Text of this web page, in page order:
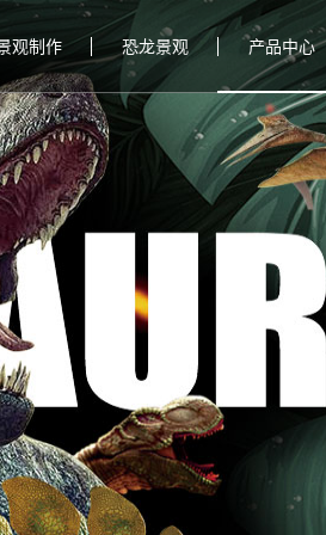
观制作 恐龙景观 产品中心